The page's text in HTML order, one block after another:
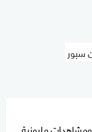
سبور
مليونية